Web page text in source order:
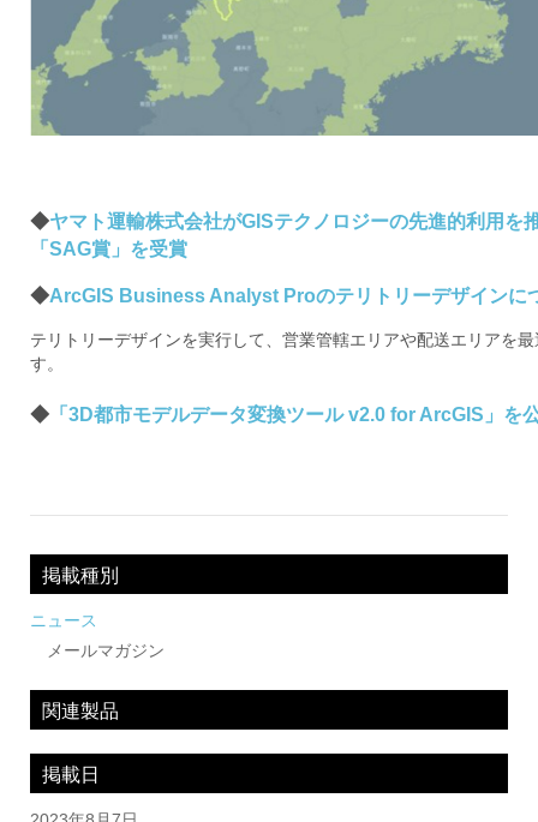
◆ヤマト運輸株式会社がGISテクノロジーの先進的利用を
「SAG賞」を受賞
◆ArcGIS Business Analyst Proのテリトリーデザインに
テリトリーデザインを実行して、営業管轄エリアや配送エリアを
す。
◆ 「3D都市モデルデータ変換ツール v2.0 for ArcGIS」を
ナ
ビ
ー
シ
ョ
掲載種別
ニュース
メールマガジン
関連製品
掲載日